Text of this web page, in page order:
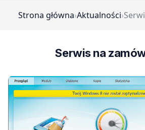
Strona główna›Aktualności›
Serwis na